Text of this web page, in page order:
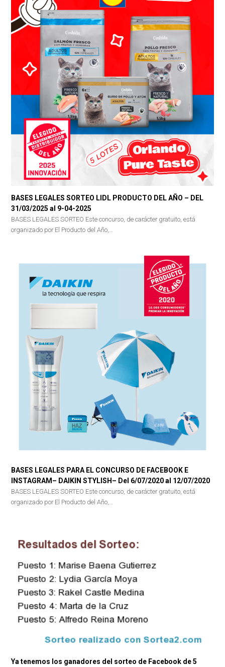
BASES LEGALES SORTEO LIDL PRODUCTO DEL AÑO – DEL
31/03/2025 al 9-04-2025
BASES LEGALES SORTEO Este concurso, de carácter gratuito, está
organizado por El Producto del Año,…
BASES LEGALES PARA EL CONCURSO DE FACEBOOK E
INSTAGRAM– DAIKIN STYLISH– Del 6/07/2020 al 12/07/2020
BASES LEGALES SORTEO Este concurso, de carácter gratuito, está
organizado por El Producto del Año,…
Ya tenemos los ganadores del sorteo de Facebook de 5